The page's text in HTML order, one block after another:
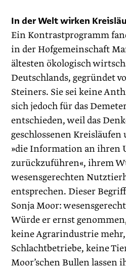
In der Welt wirken
Ein Kontrastprogramm
in der Hofgemeinschaft
ältesten ökologisch
Deutschlands, gegründet
Steiners. Sie sei keine
sich jedoch für das
entschieden, weil das
geschlossenen Kreisläufen
»die Information an ihren
zurückzuführen«, ihrem
wesensgerechten
entsprechen. Dieser
Sonja Moor:
Würde er ernst
keine Agrarindustrie
Schlachtbetriebe, keine
Moor’schen Bullen lassen